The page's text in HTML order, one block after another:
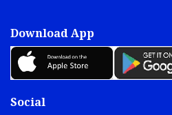
Download App
Social